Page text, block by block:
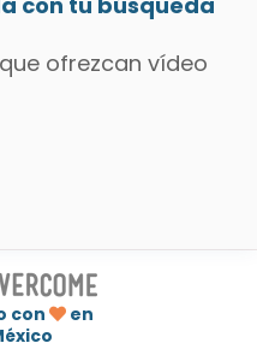
ofrezcan vídeo
con
en